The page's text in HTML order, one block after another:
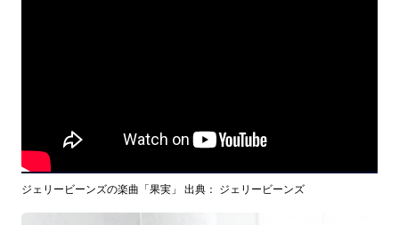
ジェリービーンズの楽曲「果実」 出典： ジェリービーンズ